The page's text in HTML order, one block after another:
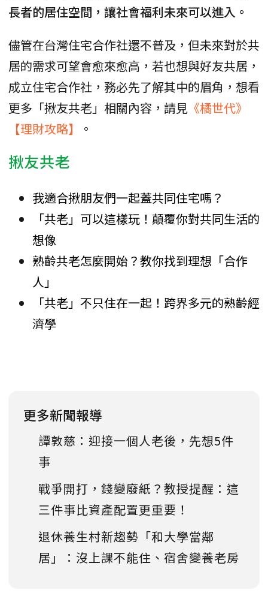
長者的居住空間，讓社會福利未來可以進入。
儘管在台灣住宅合作社還不普及，但未來對於共
居的需求可望會愈來愈高，若也想與好友共居，
成立住宅合作社，務必先了解其中的眉角，想看
更多「揪友共老」相關內容，請見 《橘世代》
【理財攻略】
。
揪友共老
我適合揪朋友們一起蓋共同住宅嗎？
「共老」可以這樣玩！顛覆你對共同生活的
想像
熟齡共老怎麼開始？教你找到理想「合作
人」
「共老」不只住在一起！跨界多元的熟齡經
濟學
更多新聞報導
譚敦慈：迎接一個人老後，先想5件
事
戰爭開打，錢變廢紙？教授提醒：這
三件事比資產配置更重要！
退休養生村新趨勢「和大學當鄰
居」：沒上課不能住、宿舍變養老房